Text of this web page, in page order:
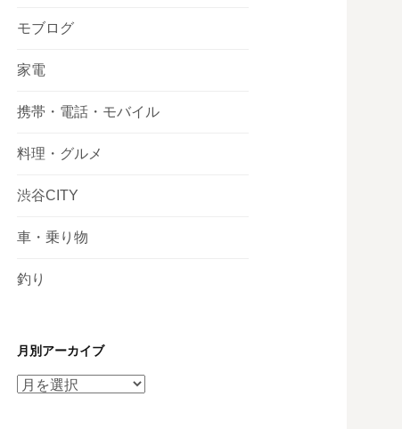
モブログ
家電
携帯・電話・モバイル
料理・グルメ
渋谷CITY
車・乗り物
釣り
月別アーカイブ
月